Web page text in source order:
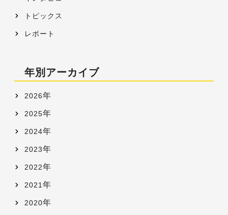
トピックス
レポート
年別アーカイブ
2026年
2025年
2024年
2023年
2022年
2021 年
2020年